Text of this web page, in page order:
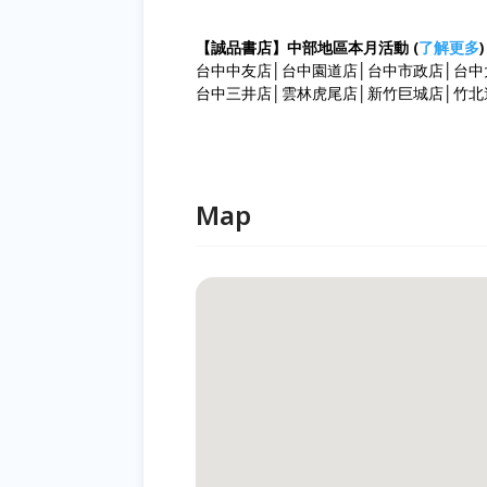
【誠品書店】中部地區本月活動 (了解更多)
台中中友店│台中園道店│台中市政店│台
台中三井店│雲林虎尾店│新竹巨城店│竹
Map